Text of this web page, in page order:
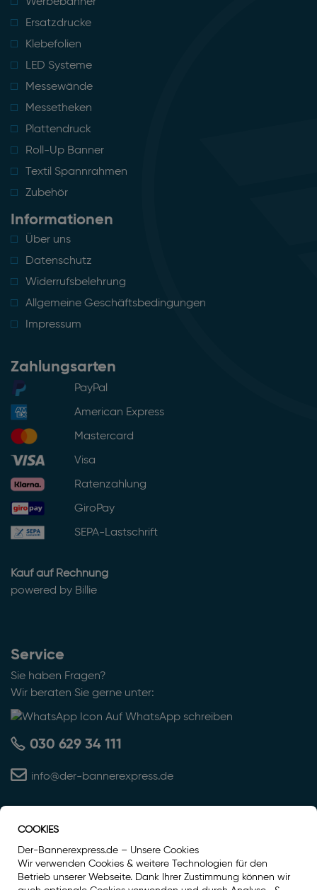
Ersatzdrucke
Klebefolien
LED Systeme
Messewände
Messetheken
Plattendruck
Roll-Up Banner
Textil Spannrahmen
Zubehör
Informationen
Über uns
Datenschutz
Widerrufsbelehrung
Allgemeine Geschäftsbedingungen
Impressum
Zahlungsarten
PayPal
American Express
Mastercard
Visa
Ratenzahlung
GiroPay
SEPA-Lastschrift
Kauf auf Rechnung
powered by Billie
Service
Sie haben Fragen?
Wir beraten Sie gerne unter:
Auf WhatsApp schreiben
030 629 34 111
info@der-bannerexpress.de
Auszeichnung
COOKIES
Der-Bannerexpress.de – Unsere Cookies
Wir verwenden Cookies & weitere Technologien für den
Betrieb unserer Webseite. Dank Ihrer Zustimmung können wir